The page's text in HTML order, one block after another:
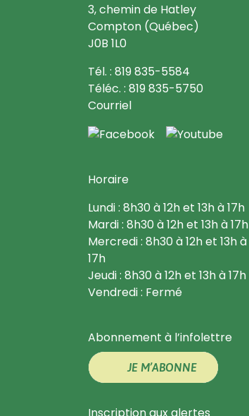
3, chemin de Hatley
Compton (Québec)
J0B 1L0
Tél. : 819 835-5584
Téléc. : 819 835-5750
Courriel
Horaire
Lundi : 8h30 à 12h et 13h à 17h
Mardi : 8h30 à 12h et 13h à 17h
Mercredi : 8h30 à 12h et 13h à
17h
Jeudi : 8h30 à 12h et 13h à 17h
Vendredi : Fermé
Abonnement à l’infolettre
JE M’ABONNE
Inscription aux alertes